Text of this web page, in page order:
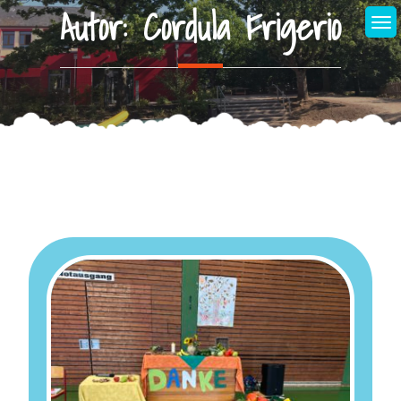
Skip
to
content
Autor:Cordula Frigerio